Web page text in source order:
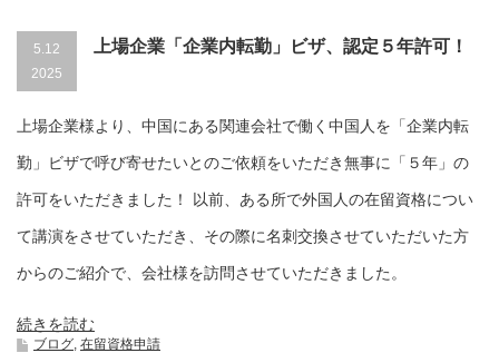
5.12
2025
上場企業「企業内転勤」ビザ、認定５年許可！
上場企業様より、中国にある関連会社で働く中国人を「企業内転
勤」ビザで呼び寄せたいとのご依頼をいただき無事に「５年」の
許可をいただきました！ 以前、ある所で外国人の在留資格につい
て講演をさせていただき、その際に名刺交換させていただいた方
からのご紹介で、会社様を訪問させていただきました。
続きを読む
ブログ, 在留資格申請